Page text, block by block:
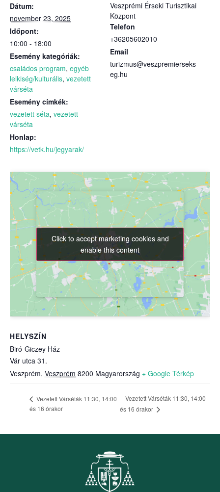
Dátum:
november 23, 2025
Időpont:
10:00 - 18:00
Esemény kategóriák:
családos program, egyéb
lelkiség/kulturális, vezetett
várséta
Esemény címkék:
vezetett séta, vezetett
várséta
Honlap:
https://vetk.hu/jegyarak/
Veszprémi Érseki Turisztikai
Központ
Telefon
+36205602010
Email
turizmus@veszpremierseks
eg.hu
HELYSZÍN
Biró-Giczey Ház
Vár utca 31.
Veszprém, Veszprém 8200 Magyarország + Google Térkép
Click to accept marketing cookies and
enable this content
Click to accept marketing cookies and
enable this content
Vezetett Várséták 11:30, 14:00
és 16 órakor
Vezetett Várséták 11:30, 14:00
és 16 órakor